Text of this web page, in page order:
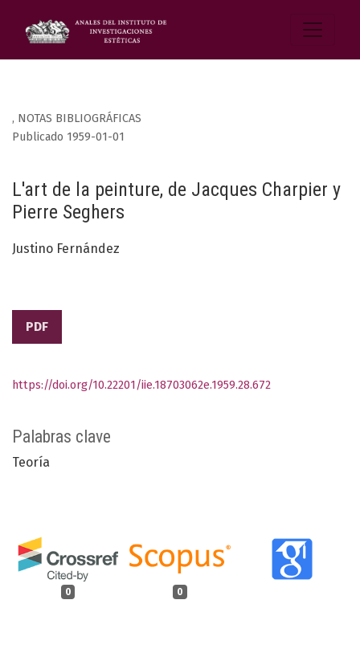
, NOTAS BIBLIOGRÁFICAS
L'art de la peinture, de Jacques Charpier y
Pierre Seghers
Publicado 1959-01-01
Justino Fernández
PDF
Palabras clave
Teoría
0 0
https://doi.org/10.22201/iie.18703062e.1959.28.672